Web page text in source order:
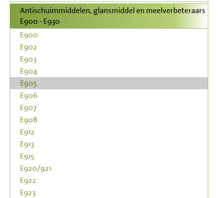
Antischuimmiddelen, glansmiddel en meelverbeteraars
E900 - E930
E900
E902
E903
E904
E905
E906
E907
E908
E912
E913
E915
E920/921
E922
E923